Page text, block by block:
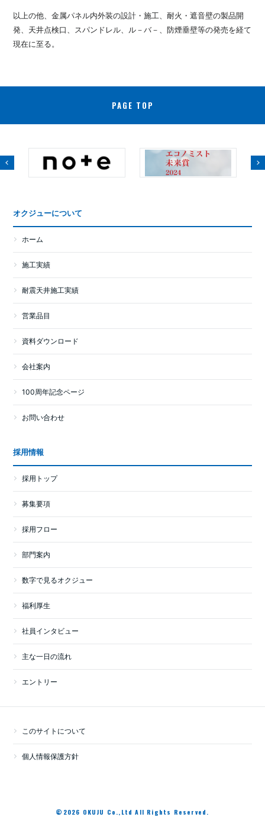
以上の他、金属パネル内外装の設計・施工、耐火・遮音壁の製品開
発、天井点検口、スパンドレル、ル－バ－、防煙垂壁等の発売を経て
現在に至る。
PAGE TOP
オクジューについて
ホーム
施工実績
耐震天井施工実績
営業品目
資料ダウンロード
会社案内
100周年記念ページ
お問い合わせ
採用情報
採用トップ
募集要項
採用フロー
部門案内
数字で見るオクジュー
福利厚生
社員インタビュー
主な一日の流れ
エントリー
このサイトについて
個人情報保護方針
©2026 OKUJU Co.,Ltd All Rights Reserved.